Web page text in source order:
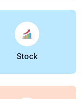
Stock